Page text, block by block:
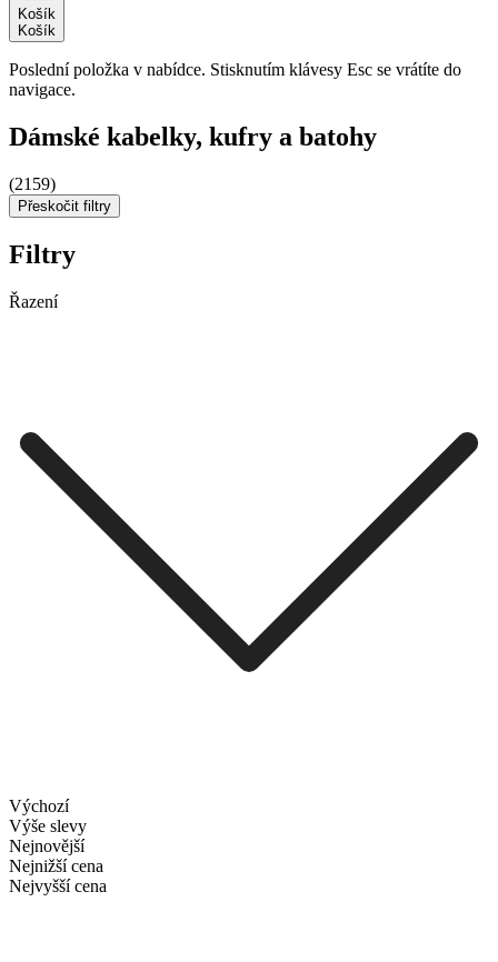
Košík
Košík
Poslední položka v nabídce. Stisknutím klávesy Esc se vrátíte do
navigace.
Dámské kabelky, kufry a batohy
(2159)
Přeskočit filtry
Filtry
Řazení
Výchozí
Výše slevy
Nejnovější
Nejnižší cena
Nejvyšší cena